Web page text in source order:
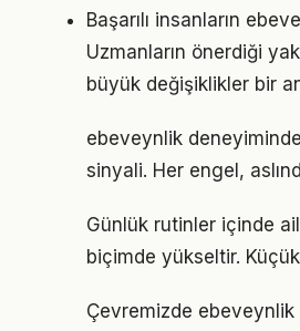
Başarılı insanların
Uzmanların önerdiği
büyük değişiklikler bir
ebeveynlik
sinyali. Her engel,
Günlük rutinler içinde
biçimde yükseltir.
Çevremizde ebeveynlik